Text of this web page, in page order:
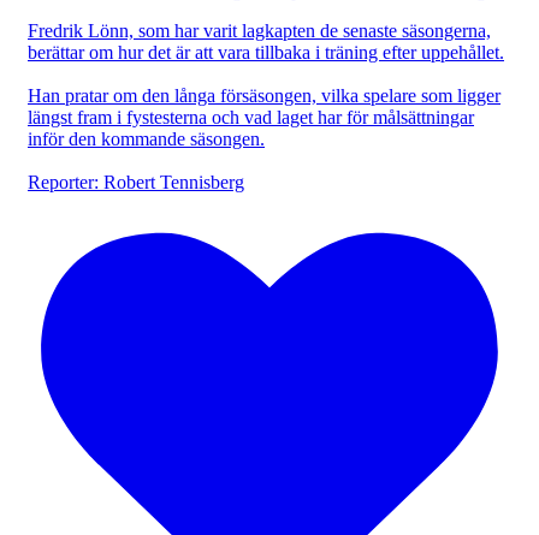
Fredrik Lönn, som har varit lagkapten de senaste säsongerna,
berättar om hur det är att vara tillbaka i träning efter uppehållet.
Han pratar om den långa försäsongen, vilka spelare som ligger
längst fram i fystesterna och vad laget har för målsättningar
inför den kommande säsongen.
Reporter: Robert Tennisberg